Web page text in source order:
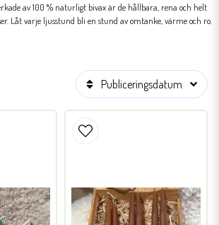
av 100 % naturligt bivax är de hållbara, rena och helt
Låt varje ljusstund bli en stund av omtanke, värme och ro.
Publiceringsdatum